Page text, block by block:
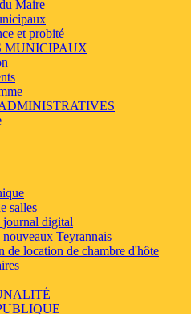
Maire
et probité
MUNICIPAUX
salles
digital
Teyrannais
de location de chambre d'hôte